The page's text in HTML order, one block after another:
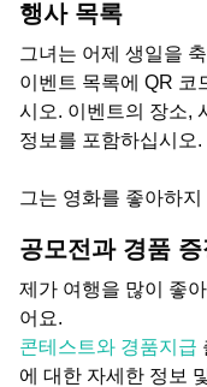
행사 목록
그녀는 어제 생일을
이벤트 목록에 QR 코
시오. 이벤트의 장소,
정보를 포함하십시오.
그는 영화를 좋아하
공모전과 경품 증
제가 여행을 많이 좋
어요.
콘테스트와 경품지급
에 대한 자세한 정보